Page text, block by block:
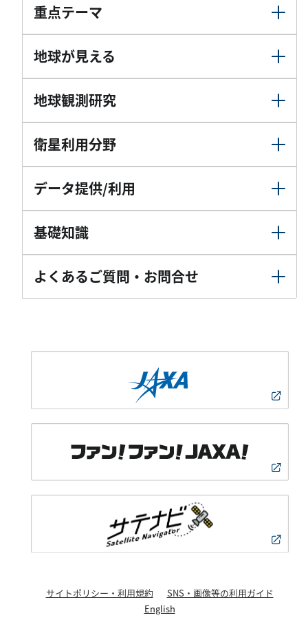
重点テーマ
地球が見える
地球観測研究
衛星利用分野
データ提供/利用
基礎知識
よくあるご質問・お問合せ
サイトポリシー・利用規約
SNS・画像等の利用ガイド
English